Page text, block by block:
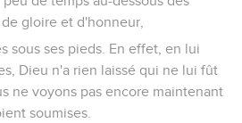
gloire et d'honneur,
sous ses pieds. En effet, en lui
Dieu n'a rien laissé qui ne lui fût
ne voyons pas encore maintenant
soumises.